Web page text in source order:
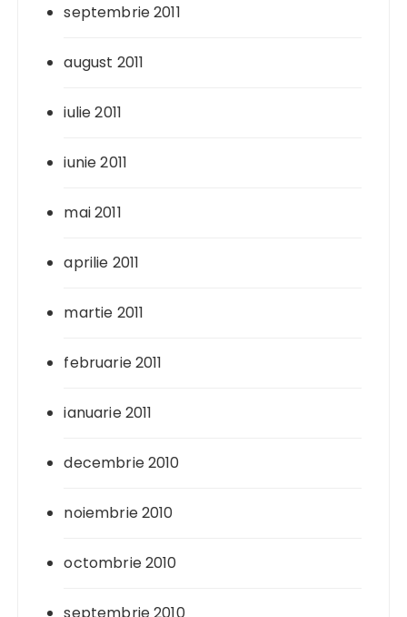
septembrie 2011
august 2011
iulie 2011
iunie 2011
mai 2011
aprilie 2011
martie 2011
februarie 2011
ianuarie 2011
decembrie 2010
noiembrie 2010
octombrie 2010
septembrie 2010